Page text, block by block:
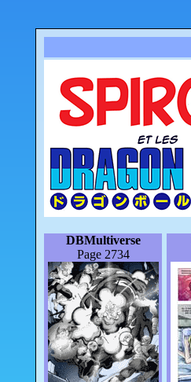
DBMultiverse
Page 2734